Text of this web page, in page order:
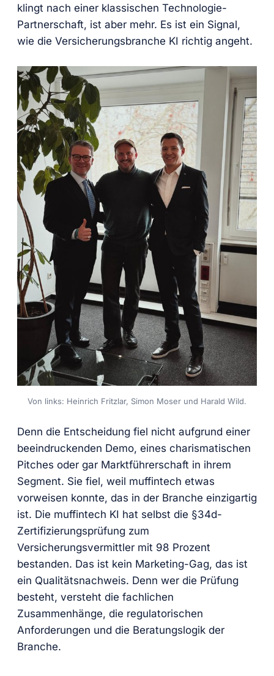
klingt nach einer klassischen Technologie-
Partnerschaft, ist aber mehr. Es ist ein Signal,
wie die Versicherungsbranche KI richtig angeht.
Von links: Heinrich Fritzlar, Simon Moser und Harald Wild.
Denn die Entscheidung fiel nicht aufgrund einer
beeindruckenden Demo, eines charismatischen
Pitches oder gar Marktführerschaft in ihrem
Segment. Sie fiel, weil muffintech etwas
vorweisen konnte, das in der Branche einzigartig
ist. Die muffintech KI hat selbst die §34d-
Zertifizierungsprüfung zum
Versicherungsvermittler mit 98 Prozent
bestanden. Das ist kein Marketing-Gag, das ist
ein Qualitätsnachweis. Denn wer die Prüfung
besteht, versteht die fachlichen
Zusammenhänge, die regulatorischen
Anforderungen und die Beratungslogik der
Branche.